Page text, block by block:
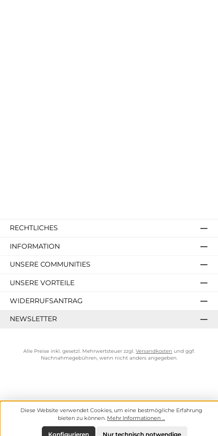
RECHTLICHES
INFORMATION
UNSERE COMMUNITIES
UNSERE VORTEILE
WIDERRUFSANTRAG
NEWSLETTER
Alle Preise inkl. gesetzl. Mehrwertsteuer zzgl. Versandkosten und ggf.
Nachnahmegebühren, wenn nicht anders angegeben.
Diese Website verwendet Cookies, um eine bestmögliche Erfahrung
bieten zu können. Mehr Informationen ...
Nur technisch notwendige
Konfigurieren